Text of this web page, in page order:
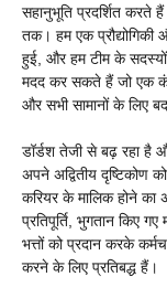
सहानुभूति प्रदर्शित करते
तक। हम एक
हुई, और हम टीम के
मदद कर सकते हैं जो एक
और सभी सामानों के लिए
डॉर्डश तेजी से बढ़ रहा है
अपने अद्वितीय दृष्टिकोण
करियर के मालिक होने
प्रतिपूर्ति, भुगतान किए
भत्तों को प्रदान करके
करने के लिए प्रतिबद्ध हैं।